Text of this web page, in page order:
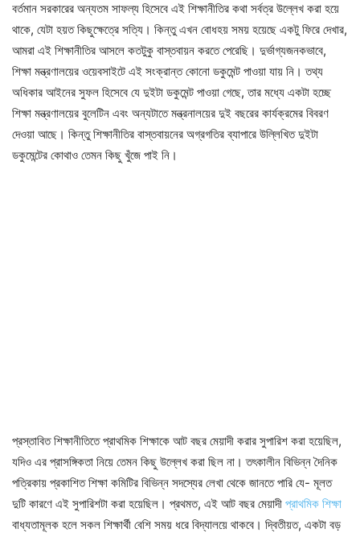
বর্তমান সরকারের অন্যতম সাফল্য হিসেবে এই শিক্ষানীতির কথা সর্বত্র উল্লেখ করা হয়ে
থাকে, যেটা হয়ত কিছুক্ষেত্রে সত্যি। কিন্তু এখন বোধহয় সময় হয়েছে একটু ফিরে দেখার,
আমরা এই শিক্ষানীতির আসলে কতটুকু বাস্তবায়ন করতে পেরেছি। দুর্ভাগ্যজনকভাবে,
শিক্ষা মন্ত্রণালয়ের ওয়েবসাইটে এই সংক্রান্ত কোনো ডকুমেন্ট পাওয়া যায় নি। তথ্য
অধিকার আইনের সুফল হিসেবে যে দুইটা ডকুমেন্ট পাওয়া গেছে, তার মধ্যে একটা হচ্ছে
শিক্ষা মন্ত্রণালয়ের বুলেটিন এবং অন্যটাতে মন্ত্রনালয়ের দুই বছরের কার্যক্রমের বিবরণ
দেওয়া আছে। কিন্তু শিক্ষানীতির বাস্তবায়নের অগ্রগতির ব্যাপারে উল্লিখিত দুইটা
ডকুমেন্টের কোথাও তেমন কিছু খুঁজে পাই নি।
প্রস্তাবিত শিক্ষানীতিতে প্রাথমিক শিক্ষাকে আট বছর মেয়াদী করার সুপারিশ করা হয়েছিল,
যদিও এর প্রাসঙ্গিকতা নিয়ে তেমন কিছু উল্লেখ করা ছিল না। তৎকালীন বিভিন্ন দৈনিক
পত্রিকায় প্রকাশিত শিক্ষা কমিটির বিভিন্ন সদস্যের লেখা থেকে জানতে পারি যে- মূলত
দুটি কারণে এই সুপারিশটা করা হয়েছিল। প্রথমত, এই আট বছর মেয়াদী প্রাথমিক শিক্ষা
বাধ্যতামূলক হলে সকল শিক্ষার্থী বেশি সময় ধরে বিদ্যালয়ে থাকবে। দ্বিতীয়ত, একটা বড়